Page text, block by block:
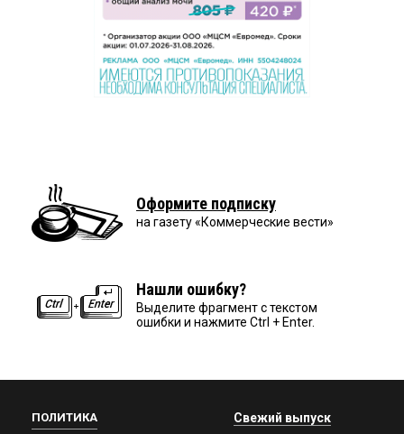
Оформите подписку
на газету «Коммерческие вести»
Нашли ошибку?
Выделите фрагмент с текстом
ошибки и нажмите Ctrl + Enter.
ПОЛИТИКА Свежий выпуск